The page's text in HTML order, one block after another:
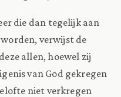
die dan tegelijk aan
verwijst de
allen, hoewel zij
van God gekregen
niet verkregen